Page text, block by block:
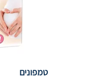
טמפונים